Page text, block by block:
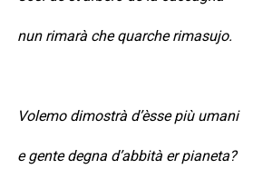
nun rimarà che quarche rimasujo.
Volemo dimostrà d’èsse più umani
e gente degna d’abbità er pianeta?